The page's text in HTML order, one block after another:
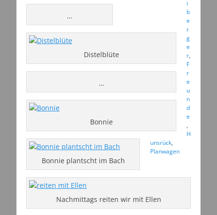
…
Distelblüte
…
Bonnie
Bonnie plantscht im Bach
Nachmittags reiten wir mit Ellen
i
b
e
r
g
e
r,
F
r
e
u
n
d
e
,
H
unsrück,
Planwagen